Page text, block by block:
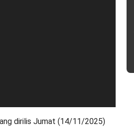
dirilis Jumat (14/11/2025)